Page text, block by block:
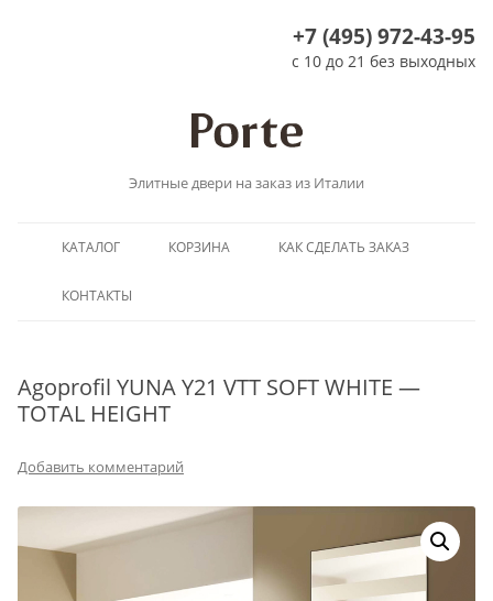
+7 (495) 972-43-95
с 10 до 21 без выходных
Элитные двери на заказ из Италии
КАТАЛОГ КОРЗИНА КАК СДЕЛАТЬ ЗАКАЗ
КОНТАКТЫ
Agoprofil YUNA Y21 VTT SOFT WHITE —
TOTAL HEIGHT
Добавить комментарий